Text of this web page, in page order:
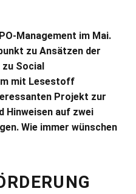
Management im Mai.
zu Ansätzen der
Social
mit Lesestoff
Projekt zur
Hinweisen auf zwei
Wie immer wünschen